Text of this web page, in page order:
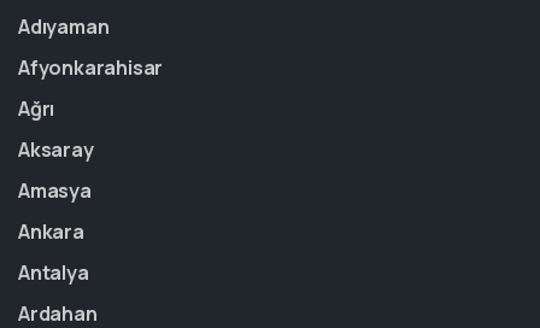
Adıyaman
Afyonkarahisar
Ağrı
Aksaray
Amasya
Ankara
Antalya
Ardahan